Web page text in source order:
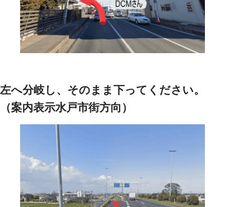
左へ分岐し、そのまま下ってください。
（案内表示水戸市街方向）